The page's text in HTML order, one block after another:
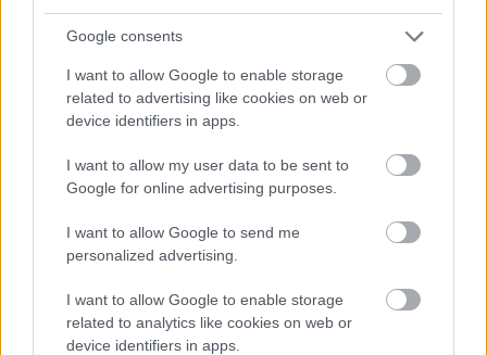
Google consents
I want to allow Google to enable storage
related to advertising like cookies on web or
device identifiers in apps.
I want to allow my user data to be sent to
Google for online advertising purposes.
I want to allow Google to send me
personalized advertising.
I want to allow Google to enable storage
related to analytics like cookies on web or
device identifiers in apps.
Medal
jeover
Beijin
2022.
2 MED
ALJE
SIKT:
OL
gchan
g
3 Langr
enn
–
Progr
sende
tider
4 Result
Beijin
g